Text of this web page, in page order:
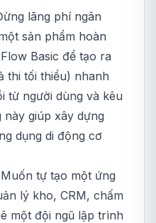
lãng phí ngân
sản phẩm hoàn
Basic để tạo ra
thi tối thiểu) nhanh
từ người dùng và kêu
giúp xây dựng
dụng di động cơ
Muốn tự tạo một ứng
lý kho, CRM, chấm
một đội ngũ lập trình